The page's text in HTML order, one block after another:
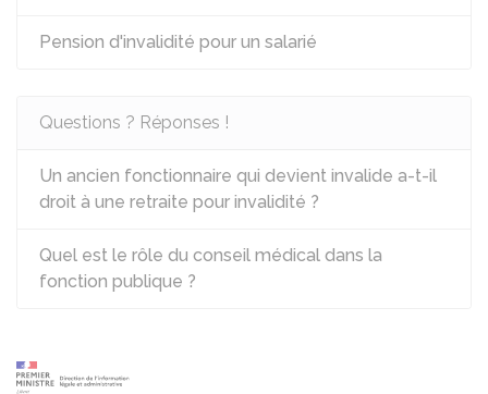
Pension d'invalidité pour un salarié
Questions ? Réponses !
Un ancien fonctionnaire qui devient invalide a-t-il
droit à une retraite pour invalidité ?
Quel est le rôle du conseil médical dans la
fonction publique ?